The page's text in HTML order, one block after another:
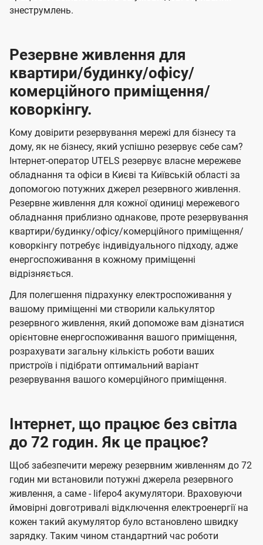
знеструмлень.
Резервне живлення для
квартири/будинку/офісу/
комерційного приміщення/
коворкінгу.
Кому довірити резервування мережі для бізнесу та
дому, як не бізнесу, який успішно резервує себе сам?
Інтернет-оператор UTELS резервує власне мережеве
обладнання та офіси в Києві та Київській області за
допомогою потужних джерел резервного живлення.
Резервне живлення для кожної одиниці мережевого
обладнання приблизно однакове, проте резервування
квартири/будинку/офісу/комерційного приміщення/
коворкінгу потребує індивідуального підходу, адже
енергоспоживання в кожному приміщенні
відрізняється.
Для полегшення підрахунку електроспоживання у
вашому приміщенні ми створили калькулятор
резервного живлення, який допоможе вам дізнатися
орієнтовне енергоспоживання вашого приміщення,
розрахувати загальну кількість роботи ваших
пристроїв і підібрати оптимальний варіант
резервування вашого комерційного приміщення.
Інтернет, що працює без світла
до 72 годин. Як це працює?
Щоб забезпечити мережу резервним живленням до 72
годин ми встановили потужні джерела резервного
живлення, а саме - lifepo4 акумулятори. Враховуючи
ймовірні довготривалі відключення електроенергії на
кожен такий акумулятор було встановлено швидку
зарядку. Таким чином стандартний час роботи